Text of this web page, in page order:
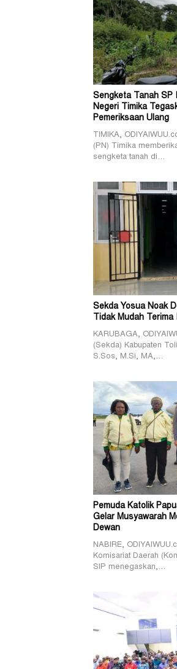
Sengketa Tanah SP
Negeri Timika
Pemeriksaan Ulang
TIMIKA,
(PN) Timika
sengketa tanah di…
Sekda Yosua Noak
Tidak Mudah
KARUBAGA,
(Sekda) Kabupaten
S.Sos, M.Si, MA,…
Pemuda Katolik
Gelar Musyawarah
Dewan
NABIRE,
Komisariat Daerah
SIP menegaskan,…